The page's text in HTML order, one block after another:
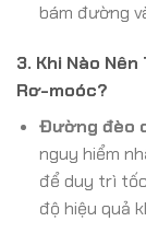
bám đường
3. Khi Nào
Rơ-moóc?
Đường đèo
nguy hiểm
để duy trì
độ hiệu quả